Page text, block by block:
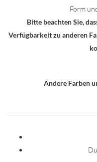
Form
Bitte beachten Sie,
Verfügbarkeit zu anderen
Andere Farben